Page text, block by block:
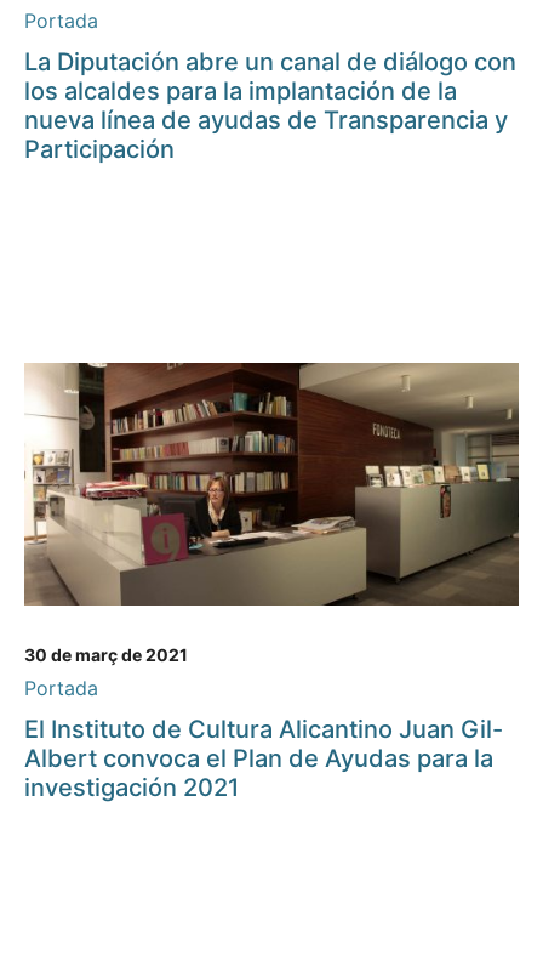
Portada
La Diputación abre un canal de diálogo con
los alcaldes para la implantación de la
nueva línea de ayudas de Transparencia y
Participación
30 de març de 2021
Portada
El Instituto de Cultura Alicantino Juan Gil-
Albert convoca el Plan de Ayudas para la
investigación 2021